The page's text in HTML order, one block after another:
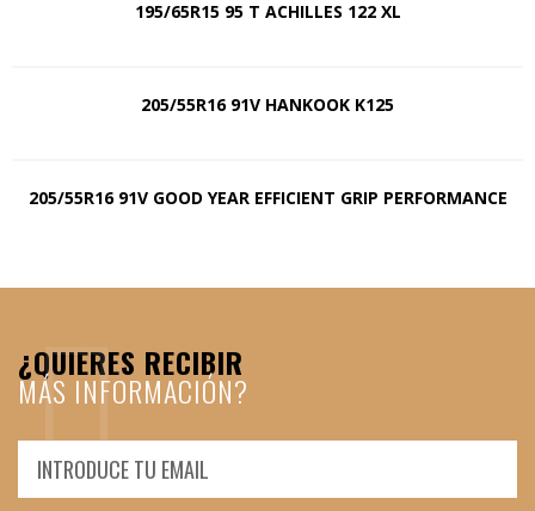
195/65R15 95 T ACHILLES 122 XL
205/55R16 91V HANKOOK K125
205/55R16 91V GOOD YEAR EFFICIENT GRIP PERFORMANCE
¿QUIERES RECIBIR
MÁS INFORMACIÓN?